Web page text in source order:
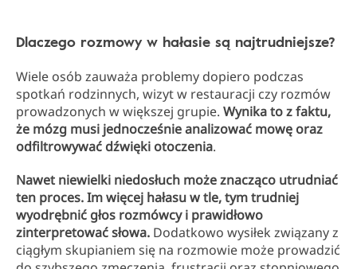
Dlaczego rozmowy w hałasie są najtrudniejsze?
Wiele osób zauważa problemy dopiero podczas
spotkań rodzinnych, wizyt w restauracji czy rozmów
prowadzonych w większej grupie. Wynika to z faktu,
że mózg musi jednocześnie analizować mowę oraz
odfiltrowywać dźwięki otoczenia.
Nawet niewielki niedosłuch może znacząco utrudniać
ten proces. Im więcej hałasu w tle, tym trudniej
wyodrębnić głos rozmówcy i prawidłowo
zinterpretować słowa. Dodatkowo wysiłek związany z
ciągłym skupianiem się na rozmowie może prowadzić